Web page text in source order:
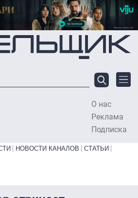
содержанию
О нас
Реклама
Подписка
НОВОСТИ КАНАЛОВ
СТАТЬИ